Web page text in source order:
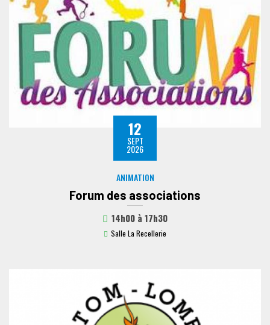
12
SEPT
2026
ANIMATION
Forum des associations
14h00 à 17h30
Salle La Recellerie